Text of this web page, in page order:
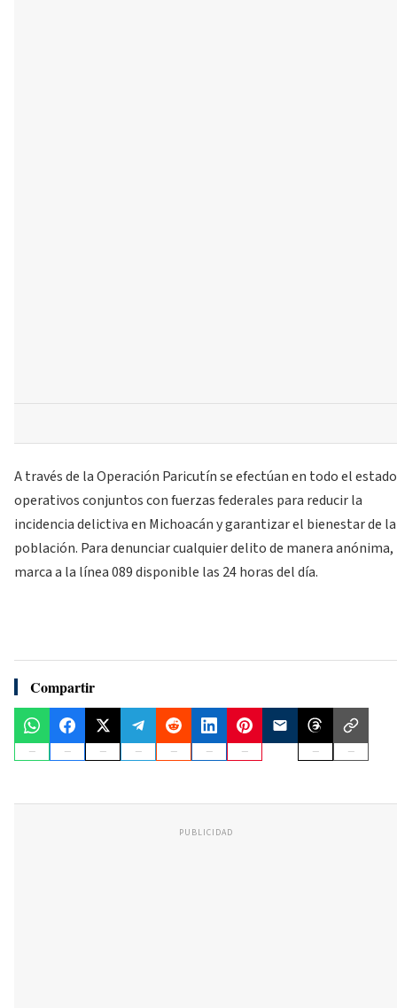
A través de la Operación Paricutín se efectúan en todo el estado
operativos conjuntos con fuerzas federales para reducir la
incidencia delictiva en Michoacán y garantizar el bienestar de la
población. Para denunciar cualquier delito de manera anónima,
marca a la línea 089 disponible las 24 horas del día.
Compartir
PUBLICIDAD